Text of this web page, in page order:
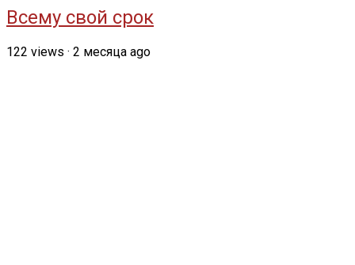
Всему свой срок
122 views · 2 месяца ago